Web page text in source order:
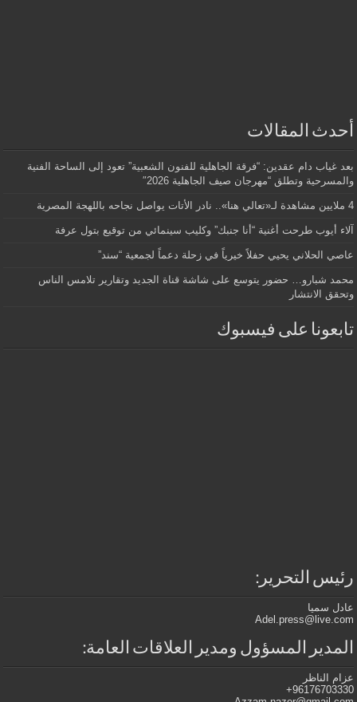
أحدث المقالات
بعد غياب دام عقدين: “فرقة الجاهلية للفنون الشعبية” تعود إلى الساحة الفنية
والمسرحية وتطلق “مهرجان صيف الجاهلية 2026″
4 ملايين مشاهدة لـ«تعالي هنا».. نادر الأتات يواصل نجاحه باللهجة المصرية
آلاء أيوب طرحت أغنية “أنا جنبك” وكليب سينمائي من توقيع بتول عرفة
عاصي الحلاني يحيي حفلاً خيرياً في زحلة دعماً لجمعية “سند”
محمد شبارو… حضور يتوسع على شاشة قناة الجديد وتقارير تلامس الناس
وتحقق الانتشار
تابعونا على فيسبوك
رئيس التحرير:
عادل سميا
Adel.press@live.com
المدير المسؤول ومدير العلاقات العامة:
عزام الناظر
96176703330+